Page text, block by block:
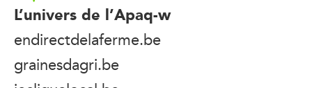
L’univers de l’Apaq-w
endirectdelaferme.be
grainesdagri.be